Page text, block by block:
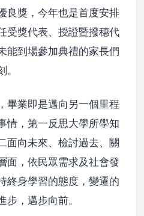
良獎，今年也是首度安排
受獎代表、授證暨撥穗代
能到場參加典禮的家長們
畢業即是邁向另一個里程
情，第一反思大學所學知
面向未來、檢討過去、關
面，依民眾需求及社會發
終身學習的態度，變遷的
步，邁步向前。